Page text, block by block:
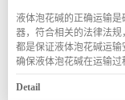
液体泡花碱的正确运输
器，符合相关的法律法规
都是保证液体泡花碱运
确保液体泡花碱在运输过
Detail